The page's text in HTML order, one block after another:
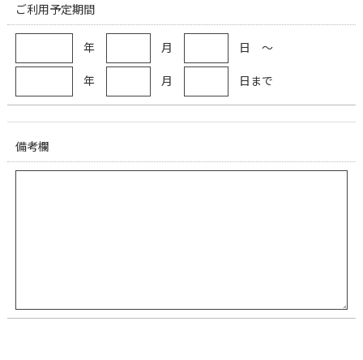
ご利用予定期間
年 月 日 ～
年 月 日まで
備考欄